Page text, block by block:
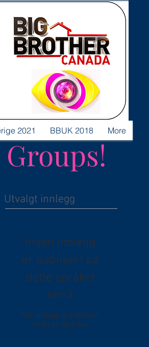
2021 BBUK 2018 More
Utvalgt innlegg
Ingen innlegg
er publisert på
dette språket
ennå
Når innlegg er publisert,
vil du se dem her.